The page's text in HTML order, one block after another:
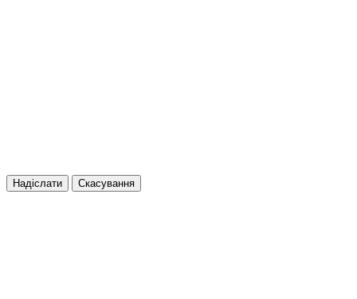
Надіслати Скасування